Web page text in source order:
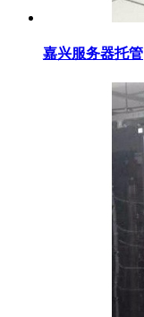
嘉兴服务器托管